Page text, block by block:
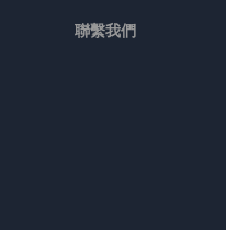
聯繫我們